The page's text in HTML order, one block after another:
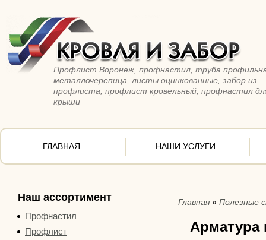
Профлист Воронеж, профнастил, труба
металлочерепица, листы оцинкованные, забор из
профлиста, профлист кровельный, профнастил
крыши
ГЛАВНАЯ НАШИ УСЛУГИ
Наш ассортимент
Профнастил
Профлист
Главная » Полезные
Арматура